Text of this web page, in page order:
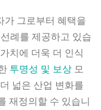
가 그로부터 혜택을
례를 제공하고 있습
치에 더욱 더 인식
투명성 및 보상 모
넓은 산업 변화를
재정의할 수 있습니